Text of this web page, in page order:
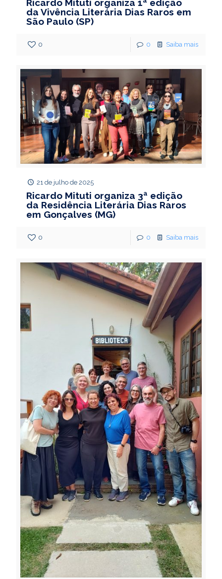
Ricardo Mituti organiza 1ª edição
da Vivência Literária Dias Raros em
São Paulo (SP)
0 0 Saiba mais
21 de julho de 2025
Ricardo Mituti organiza 3ª edição
da Residência Literária Dias Raros
em Gonçalves (MG)
0 0 Saiba mais